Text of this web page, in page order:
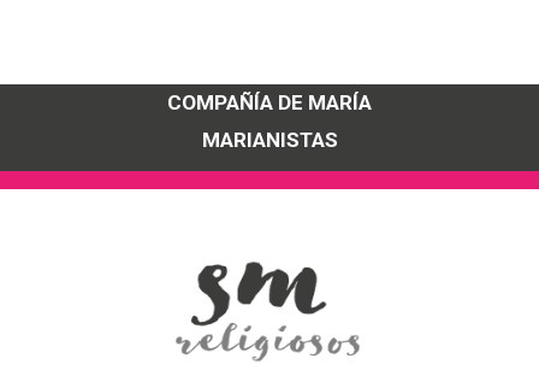
COMPAÑÍA DE MARÍA
MARIANISTAS